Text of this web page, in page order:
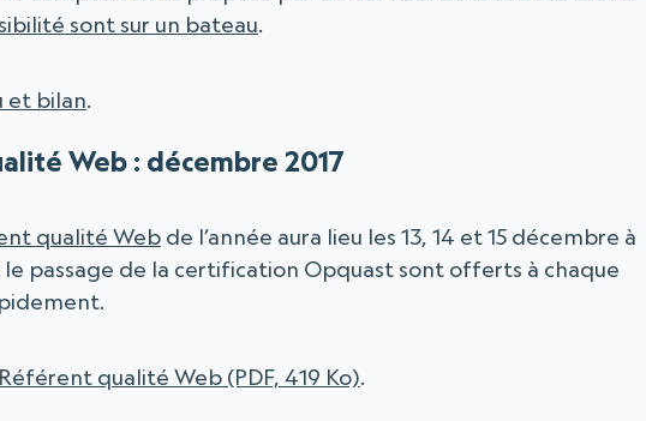
sont sur un bateau.
et bilan.
Web : décembre 2017
qualité Web de l’année aura lieu les 13, 14 et 15 décembre à
passage de la certification Opquast sont offerts à chaque
qualité Web (PDF, 419 Ko).